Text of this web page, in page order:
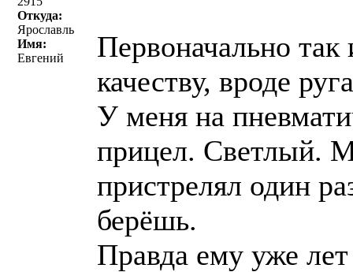
Откуда:
Ярославль
Имя:
Евгений
Первоначально
качеству, вроде
У меня на
прицел. Светлый.
пристрелял один
берёшь.
Правда ему уже